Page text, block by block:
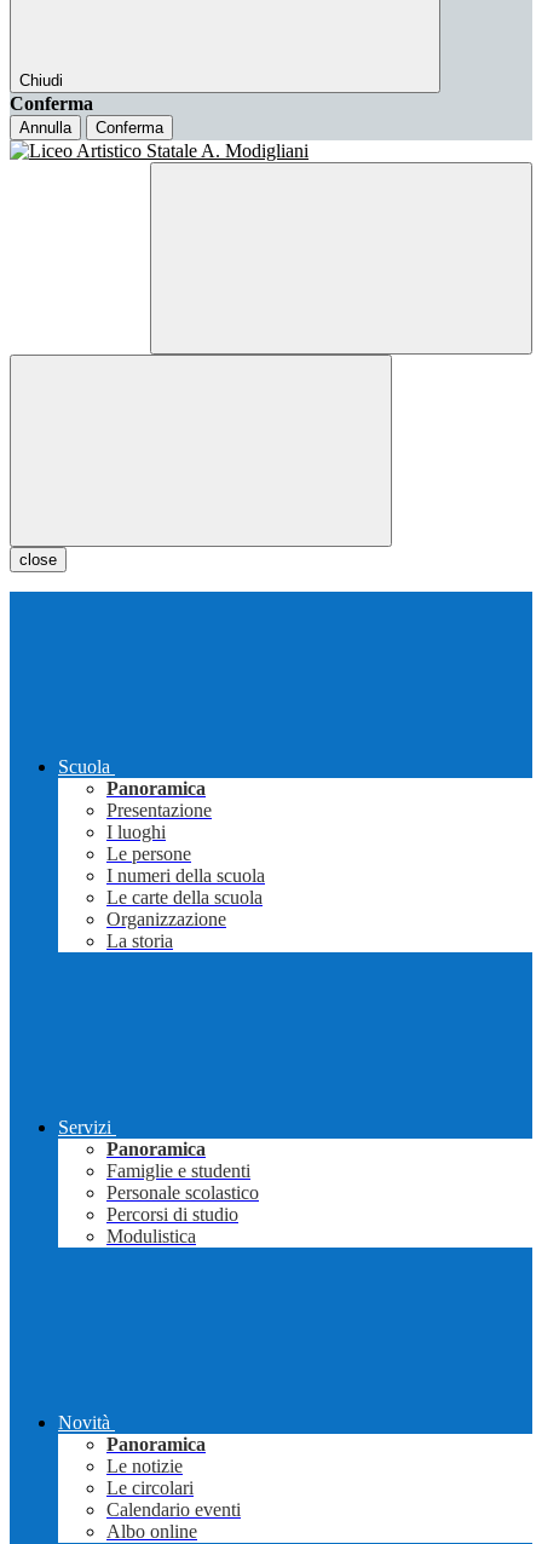
Chiudi
Conferma
Annulla Conferma
close
Scuola
Panoramica
Presentazione
I luoghi
Le persone
I numeri della scuola
Le carte della scuola
Organizzazione
La storia
Servizi
Panoramica
Famiglie e studenti
Personale scolastico
Percorsi di studio
Modulistica
Novità
Panoramica
Le notizie
Le circolari
Calendario eventi
Albo online